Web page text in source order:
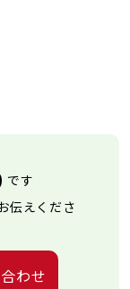
です
伝えくださ
わせ